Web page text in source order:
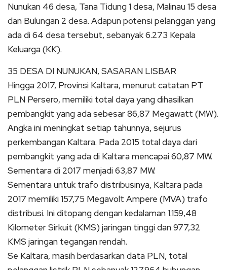
Nunukan 46 desa, Tana Tidung 1 desa, Malinau 15 desa
dan Bulungan 2 desa. Adapun potensi pelanggan yang
ada di 64 desa tersebut, sebanyak 6.273 Kepala
Keluarga (KK).
35 DESA DI NUNUKAN, SASARAN LISBAR
Hingga 2017, Provinsi Kaltara, menurut catatan PT
PLN Persero, memiliki total daya yang dihasilkan
pembangkit yang ada sebesar 86,87 Megawatt (MW).
Angka ini meningkat setiap tahunnya, sejurus
perkembangan Kaltara. Pada 2015 total daya dari
pembangkit yang ada di Kaltara mencapai 60,87 MW.
Sementara di 2017 menjadi 63,87 MW.
Sementara untuk trafo distribusinya, Kaltara pada
2017 memiliki 157,75 Megavolt Ampere (MVA) trafo
distribusi. Ini ditopang dengan kedalaman 1.159,48
Kilometer Sirkuit (KMS) jaringan tinggi dan 977,32
KMS jaringan tegangan rendah.
Se Kaltara, masih berdasarkan data PLN, total